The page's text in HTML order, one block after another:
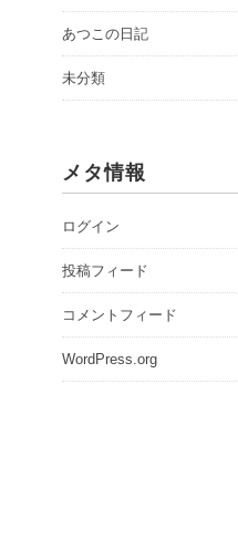
あつこの日記
未分類
メタ情報
ログイン
投稿フィード
コメントフィード
WordPress.org